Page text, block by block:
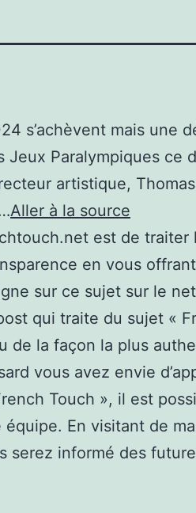
s’achèvent mais une
Jeux Paralympiques ce
artistique,
Aller à la source
est de traiter
en vous
sur ce sujet sur le
qui traite du sujet «
de la façon la plus
vous avez envie
Touch », il est
En visitant de
serez informé des